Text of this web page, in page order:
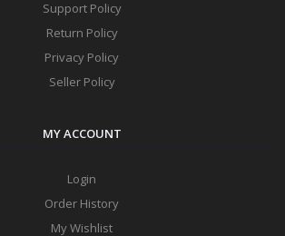
Support Policy
Return Policy
Privacy Policy
Seller Policy
MY ACCOUNT
Login
Order History
My Wishlist